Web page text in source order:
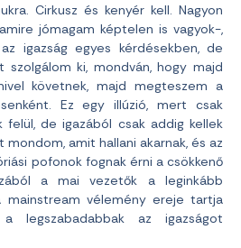
Cirkusz és kenyér kell. Nagyon
jómagam képtelen is vagyok-,
igazság egyes kérdésekben, de
ki, mondván, hogy majd
követnek, majd megteszem a
Ez egy illúzió, mert csak
felül, de igazából csak addig kellek
amit hallani akarnak, és az
pofonok fognak érni a csökkenő
a mai vezetők a leginkább
vélemény ereje tartja
legszabadabbak az igazságot